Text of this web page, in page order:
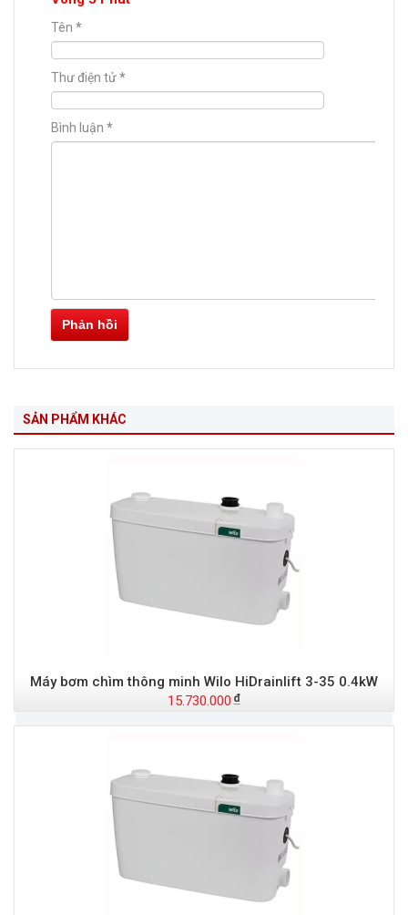
Tên *
Thư điện tử*
Bình luận *
Phản hồi
SẢN PHẨM KHÁC
Máy bơm chìm thông minh Wilo HiDrainlift 3-35 0.4kW
15.730.000